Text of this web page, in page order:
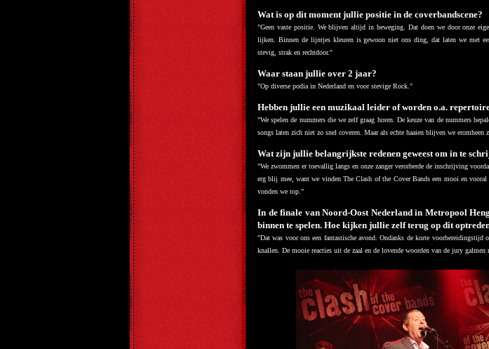
Wat is op dit moment jullie positie in de coverbandscene?
"Geen vaste positie. We blijven altijd in beweging. Dat doen we door onze
lijken. Binnen de lijntjes kleuren is gewoon niet ons ding, dat laten we met
stevig, strak en rechtdoor."
Waar staan jullie over 2 jaar?
"Op diverse podia in Nederland en voor stevige Rock."
Hebben jullie een muzikaal leider of worden o.a.
"We spelen de nummers die we zelf graag horen. De keuze van de nummers
songs laten zich niet zo snel coveren. Maar als echte haaien blijven we
Wat zijn jullie belangrijkste redenen geweest om in te
"We zwommen er toevallig langs en onze zanger verorberde de inschrijving
erg blij mee, want we vinden The Clash of the Cover Bands een mooi en
vonden we top."
In de finale van Noord-Oost Nederland in Metropool
binnen te spelen. Hoe kijken jullie zelf terug op dit
"Dat was voor ons een fantastische avond. Ondanks de korte
knallen. De mooie reacties uit de zaal en de lovende woorden van de jury